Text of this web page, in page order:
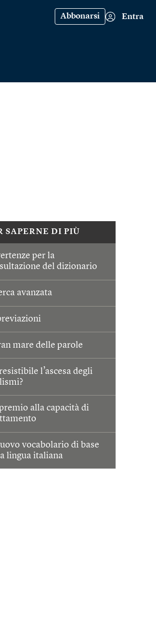
Abbonarsi Entra
SAPERNE DI PIÙ
per la
del dizionario
avanzata
mare delle parole
l’ascesa degli
alla capacità di
vocabolario di base
lingua italiana